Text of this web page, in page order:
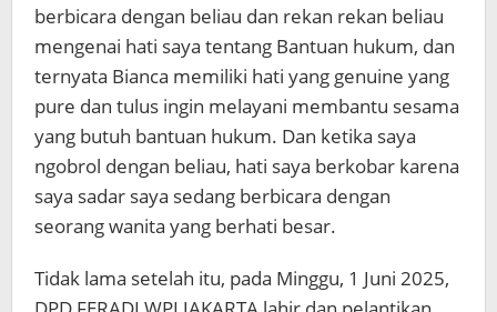
berbicara dengan beliau dan rekan rekan beliau
mengenai hati saya tentang Bantuan hukum, dan
ternyata Bianca memiliki hati yang genuine yang
pure dan tulus ingin melayani membantu sesama
yang butuh bantuan hukum. Dan ketika saya
ngobrol dengan beliau, hati saya berkobar karena
saya sadar saya sedang berbicara dengan
seorang wanita yang berhati besar.
Tidak lama setelah itu, pada Minggu, 1 Juni 2025,